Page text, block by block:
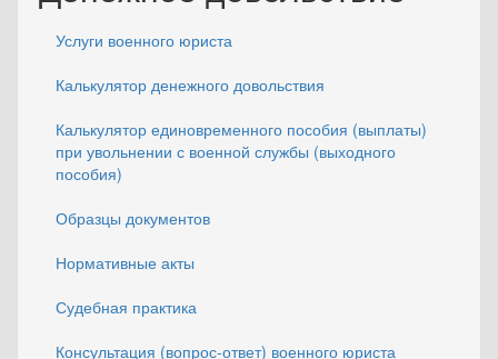
Услуги военного юриста
Калькулятор денежного довольствия
Калькулятор единовременного пособия (выплаты)
при увольнении с военной службы (выходного
пособия)
Образцы документов
Нормативные акты
Судебная практика
Консультация (вопрос-ответ) военного юриста